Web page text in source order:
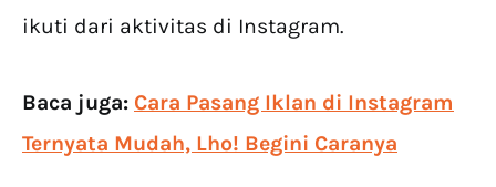
ikuti dari aktivitas di Instagram.
Baca juga: Cara Pasang Iklan di Instagram
Ternyata Mudah, Lho! Begini Caranya